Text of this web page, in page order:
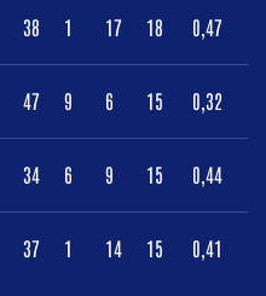
38 1 17 18 0,47
47 9 6 15 0,32
34 6 9 15 0,44
37 1 14 15 0,41